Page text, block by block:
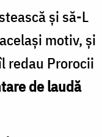
și să-L
motiv, și
redau Prorocii
de laudă